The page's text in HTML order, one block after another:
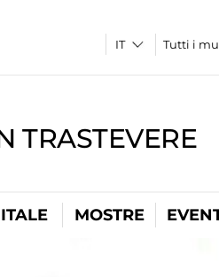
Tutti i
TRASTEVERE
MOSTRE